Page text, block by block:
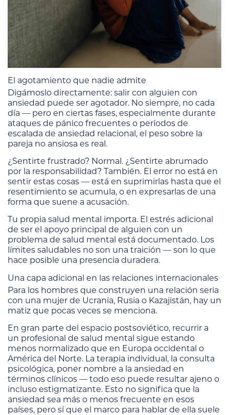
El agotamiento que nadie admite
Digámoslo directamente: salir con alguien con
ansiedad puede ser agotador. No siempre, no cada
día — pero en ciertas fases, especialmente durante
ataques de pánico frecuentes o períodos de
escalada de ansiedad relacional, el peso sobre la
pareja no ansiosa es real.
¿Sentirte frustrado? Normal. ¿Sentirte abrumado
por la responsabilidad? También. El error no está en
sentir estas cosas — está en suprimirlas hasta que el
resentimiento se acumula, o en expresarlas de una
forma que suene a acusación.
Tu propia salud mental importa. El estrés adicional
de ser el apoyo principal de alguien con un
problema de salud mental está documentado. Los
límites saludables no son una traición — son lo que
hace posible una presencia duradera.
Una capa adicional en las relaciones internacionales
Para los hombres que construyen una relación seria
con una mujer de Ucrania, Rusia o Kazajistán, hay un
matiz que pocas veces se menciona.
En gran parte del espacio postsoviético, recurrir a
un profesional de salud mental sigue estando
menos normalizado que en Europa occidental o
América del Norte. La terapia individual, la consulta
psicológica, poner nombre a la ansiedad en
términos clínicos — todo eso puede resultar ajeno o
incluso estigmatizante. Esto no significa que la
ansiedad sea más o menos frecuente en esos
países, pero sí que el marco para hablar de ella suele